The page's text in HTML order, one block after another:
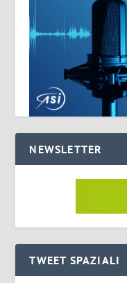
NEWSLETTER
TWEET SPAZIALI